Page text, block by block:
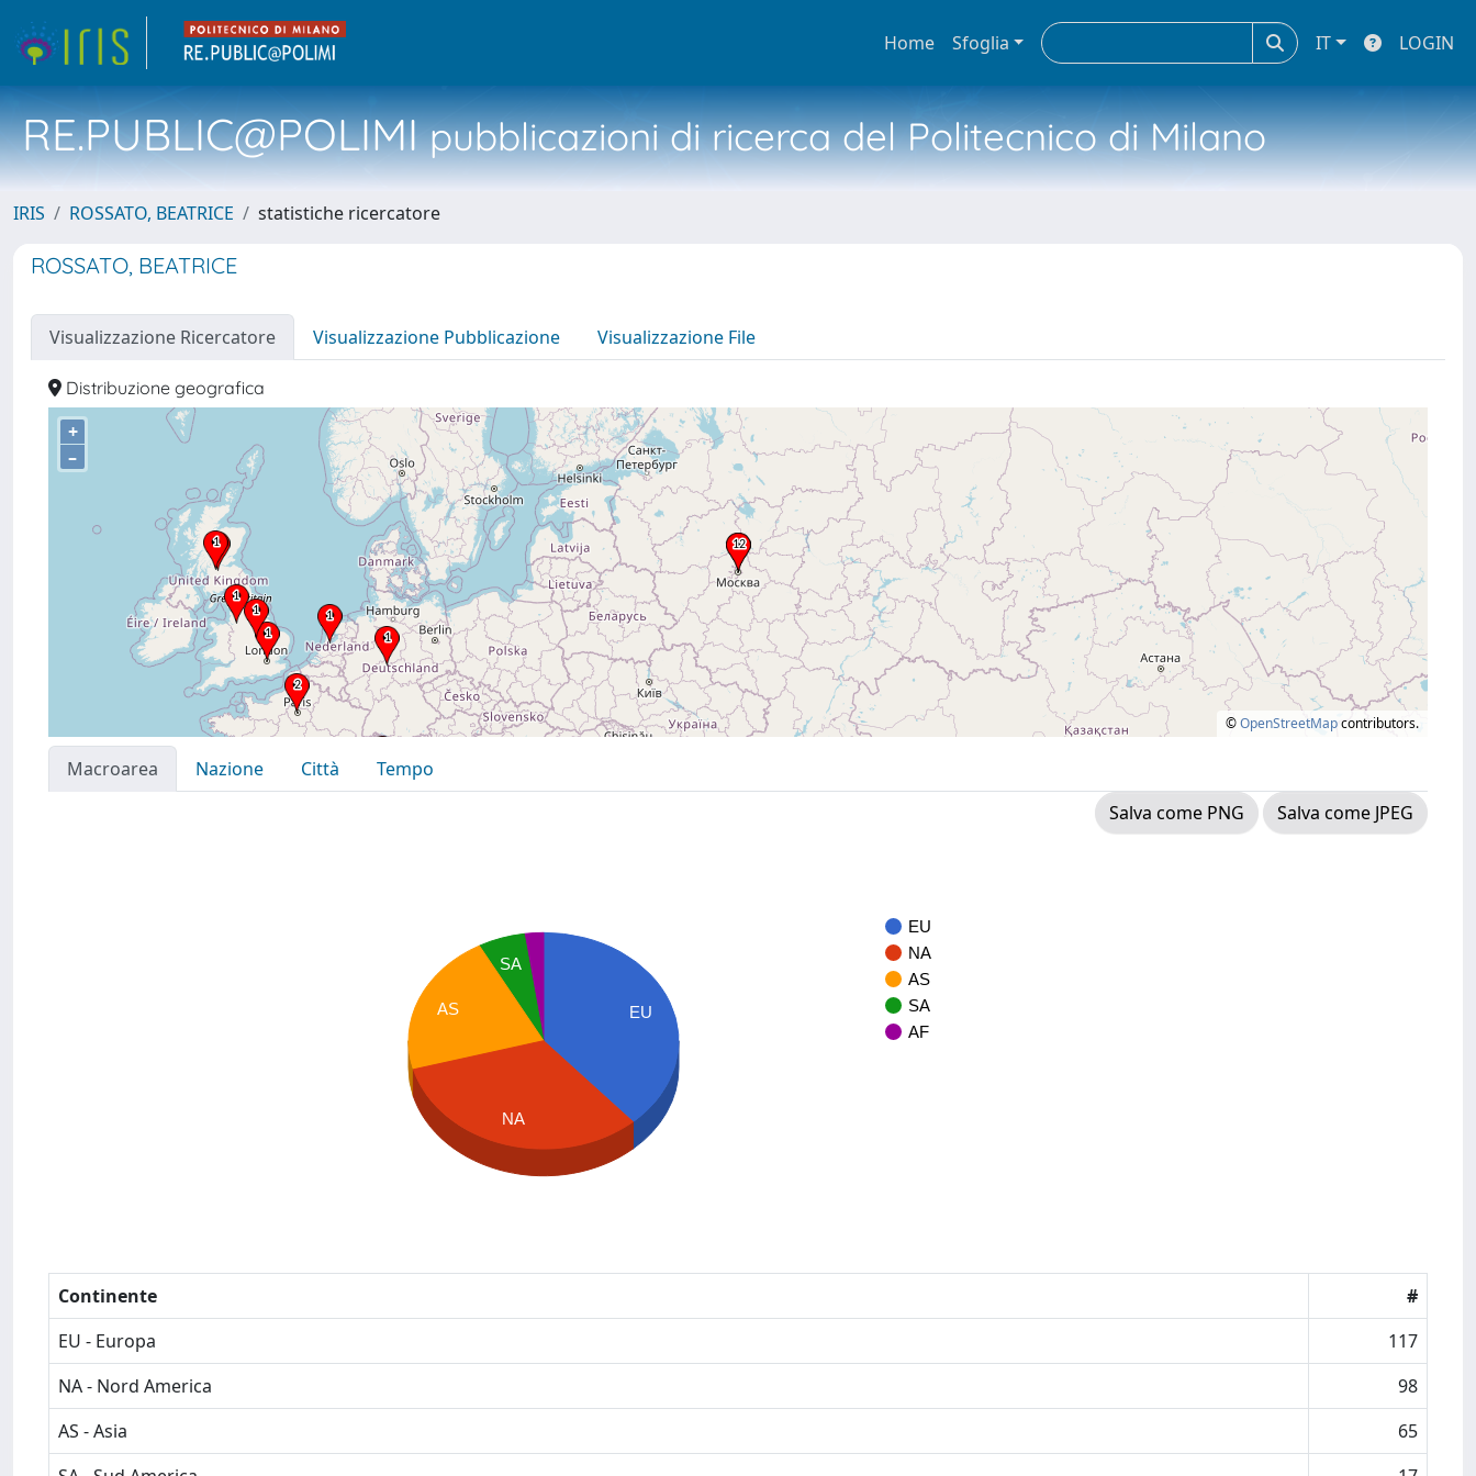
Home Sfoglia IT LOGIN
RE.PUBLIC@POLIMIpubblicazioni di ricerca del Politecnico di Milano
IRIS ROSSATO, BEATRICE statistiche ricercatore
ROSSATO, BEATRICE
Visualizzazione Ricercatore Visualizzazione Pubblicazione Visualizzazione File
Distribuzione geografica
+
–
©OpenStreetMapcontributors.
Macroarea Nazione Città
Tempo
Salva come PNG
Salva come JPEG
EU
NA
AS
SA
AF
EU
SA
AS
NA
Continente
#
EU - Europa
117
NA - Nord America
98
AS - Asia
65